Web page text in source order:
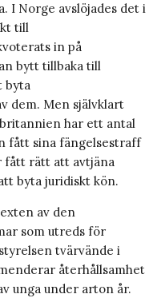
I Norge avslöjades det i
till
in på
bytt tillbaka till
byta
dem. Men självklart
har ett antal
fått sina fängelsestraff
fått rätt att avtjäna
byta juridiskt kön.
av den
som utreds för
tvärvände i
återhållsamhet
unga under arton år.